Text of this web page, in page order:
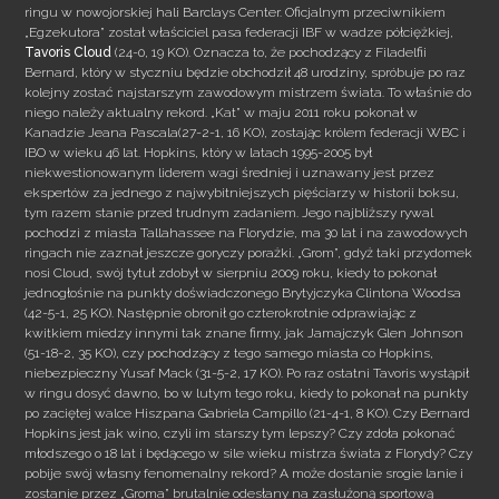
ringu w nowojorskiej hali Barclays Center. Oficjalnym przeciwnikiem
„Egzekutora” został właściciel pasa federacji IBF w wadze półciężkiej,
Tavoris Cloud (24-0, 19 KO). Oznacza to, że pochodzący z Filadelfii
Bernard, który w styczniu będzie obchodził 48 urodziny, spróbuje po raz
kolejny zostać najstarszym zawodowym mistrzem świata. To właśnie do
niego należy aktualny rekord. „Kat” w maju 2011 roku pokonał w
Kanadzie Jeana Pascala(27-2-1, 16 KO), zostając królem federacji WBC i
IBO w wieku 46 lat. Hopkins, który w latach 1995-2005 był
niekwestionowanym liderem wagi średniej i uznawany jest przez
ekspertów za jednego z najwybitniejszych pięściarzy w historii boksu,
tym razem stanie przed trudnym zadaniem. Jego najbliższy rywal
pochodzi z miasta Tallahassee na Florydzie, ma 30 lat i na zawodowych
ringach nie zaznał jeszcze goryczy porażki. „Grom”, gdyż taki przydomek
nosi Cloud, swój tytuł zdobył w sierpniu 2009 roku, kiedy to pokonał
jednogłośnie na punkty doświadczonego Brytyjczyka Clintona Woodsa
(42-5-1, 25 KO). Następnie obronił go czterokrotnie odprawiając z
kwitkiem miedzy innymi tak znane firmy, jak Jamajczyk Glen Johnson
(51-18-2, 35 KO), czy pochodzący z tego samego miasta co Hopkins,
niebezpieczny Yusaf Mack (31-5-2, 17 KO). Po raz ostatni Tavoris wystąpił
w ringu dosyć dawno, bo w lutym tego roku, kiedy to pokonał na punkty
po zaciętej walce Hiszpana Gabriela Campillo (21-4-1, 8 KO). Czy Bernard
Hopkins jest jak wino, czyli im starszy tym lepszy? Czy zdoła pokonać
młodszego o 18 lat i będącego w sile wieku mistrza świata z Florydy? Czy
pobije swój własny fenomenalny rekord? A może dostanie srogie lanie i
zostanie przez „Groma” brutalnie odesłany na zasłużoną sportową